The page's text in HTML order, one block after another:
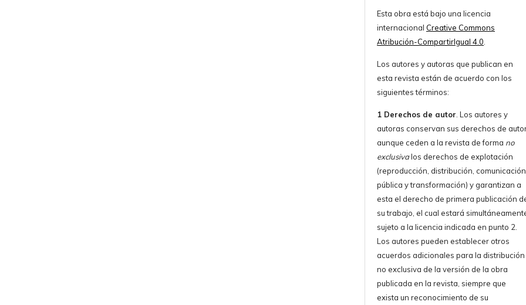
Esta obra está bajo una licencia
internacional Creative Commons
Atribución-CompartirIgual 4.0.
Los autores y autoras que publican en
esta revista están de acuerdo con los
siguientes términos:
1 Derechos de autor. Los autores y
autoras conservan sus derechos de
aunque ceden a la revista de forma no
exclusivalos derechos de explotación
(reproducción, distribución, comunicación
pública y transformación) y garantizan a
esta el derecho de primera publicación
su trabajo, el cual estará
sujeto a la licencia indicada en punto 2.
Los autores pueden establecer otros
acuerdos adicionales para la distribución
no exclusiva de la versión de la obra
publicada en la revista, siempre que
exista un reconocimiento de su